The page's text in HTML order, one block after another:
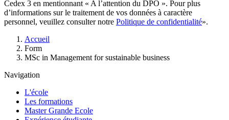
Cedex 3 en mentionnant « A l’attention du DPO ». Pour plus
d’informations sur le traitement de vos données à caractère
personnel, veuillez consulter notre Politique de confidentialité».
d'Ariane
Accueil
Form
MSc in Management for sustainable business
Navigation
L'école
Les formations
Master Grande Ecole